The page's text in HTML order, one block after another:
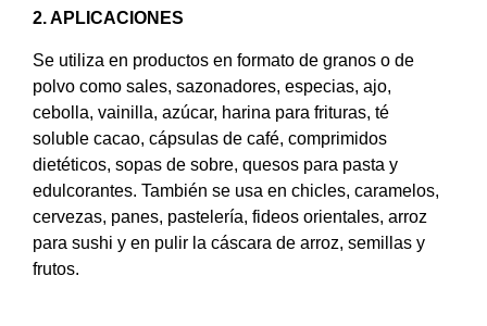
2. APLICACIONES
Se utiliza en productos en formato de granos o de
polvo como sales, sazonadores, especias, ajo,
cebolla, vainilla, azúcar, harina para frituras, té
soluble cacao, cápsulas de café, comprimidos
dietéticos, sopas de sobre, quesos para pasta y
edulcorantes. También se usa en chicles, caramelos,
cervezas, panes, pastelería, fideos orientales, arroz
para sushi y en pulir la cáscara de arroz, semillas y
frutos.